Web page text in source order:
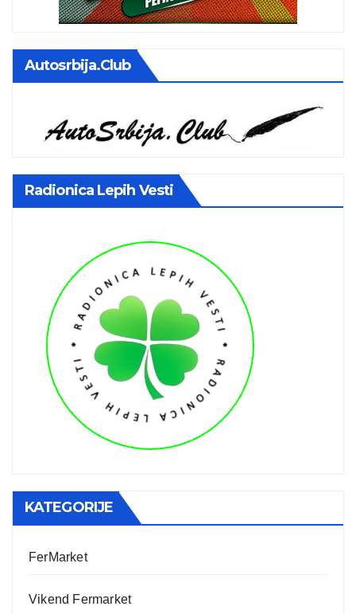
Autosrbija.club
Radionica Lepih Vesti
KATEGORIJE
FerMarket
Vikend Fermarket